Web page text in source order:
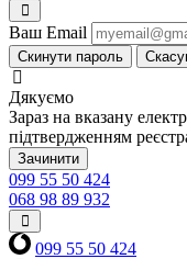
Ваш Email
Скинути пароль
Дякуємо
Зараз на вказану
підтвердженням
Зачинити
099 55 50 424
068 98 89 932
099 55 50 424